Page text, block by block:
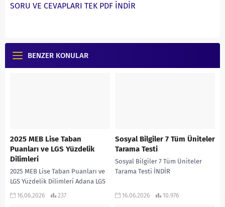
SORU VE CEVAPLARI TEK PDF İNDİR
BENZER KONULAR
2025 MEB Lise Taban
Puanları ve LGS Yüzdelik
Dilimleri
2025 MEB Lise Taban Puanları ve
LGS Yüzdelik Dilimleri Adana LGS
Taban Puanları ve Yüzdelik
16.06.2026 237
Sosyal Bilgiler 7 Tüm Üniteler
Tarama Testi
Sosyal Bilgiler 7 Tüm Üniteler
Tarama Testi İNDİR
16.06.2026 10.976